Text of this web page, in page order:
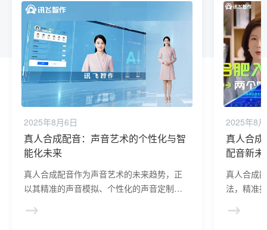
2025年8月6日
真人合成配音：声音艺术的个性化与智
能化未来
真人合成配音作为声音艺术的未来趋势，正
以其精准的声音模拟、个性化的声音定制以
更加智能化、个性化的方向发展。
2025年8
真人合成
配音新未
真人合成
法，精准
音艺术新